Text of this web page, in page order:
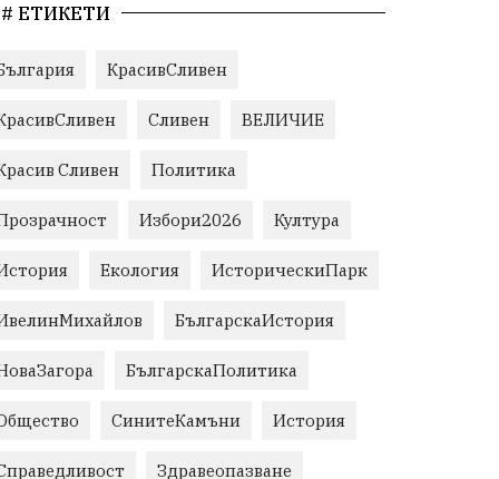
# ЕТИКЕТИ
КрасивСливен
Сливен ВЕЛИЧИЕ
Сливен Политика
Избори2026 Култура
Екология ИсторическиПарк
БългарскаИстория
БългарскаПолитика
СинитеКамъни История
Здравеопазване